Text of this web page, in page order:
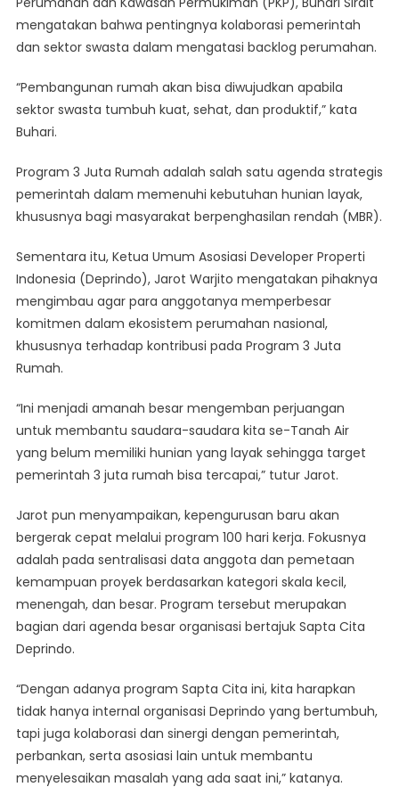
mengatakan bahwa pentingnya kolaborasi pemerintah
dan sektor swasta dalam mengatasi backlog perumahan.
“Pembangunan rumah akan bisa diwujudkan apabila
sektor swasta tumbuh kuat, sehat, dan produktif,” kata
Buhari.
Program 3 Juta Rumah adalah salah satu agenda strategis
pemerintah dalam memenuhi kebutuhan hunian layak,
khususnya bagi masyarakat berpenghasilan rendah (MBR).
Sementara itu, Ketua Umum Asosiasi Developer Properti
Indonesia (Deprindo), Jarot Warjito mengatakan pihaknya
mengimbau agar para anggotanya memperbesar
komitmen dalam ekosistem perumahan nasional,
khususnya terhadap kontribusi pada Program 3 Juta
Rumah.
“Ini menjadi amanah besar mengemban perjuangan
untuk membantu saudara-saudara kita se-Tanah Air
yang belum memiliki hunian yang layak sehingga target
pemerintah 3 juta rumah bisa tercapai,” tutur Jarot.
Jarot pun menyampaikan, kepengurusan baru akan
bergerak cepat melalui program 100 hari kerja. Fokusnya
adalah pada sentralisasi data anggota dan pemetaan
kemampuan proyek berdasarkan kategori skala kecil,
menengah, dan besar. Program tersebut merupakan
bagian dari agenda besar organisasi bertajuk Sapta Cita
Deprindo.
“Dengan adanya program Sapta Cita ini, kita harapkan
tidak hanya internal organisasi Deprindo yang bertumbuh,
tapi juga kolaborasi dan sinergi dengan pemerintah,
perbankan, serta asosiasi lain untuk membantu
menyelesaikan masalah yang ada saat ini,” katanya.